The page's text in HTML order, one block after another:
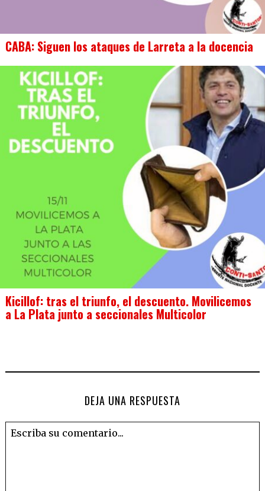
CABA: Siguen los ataques de Larreta a la docencia
Kicillof: tras el triunfo, el descuento. Movilicemos
a La Plata junto a seccionales Multicolor
DEJA UNA RESPUESTA